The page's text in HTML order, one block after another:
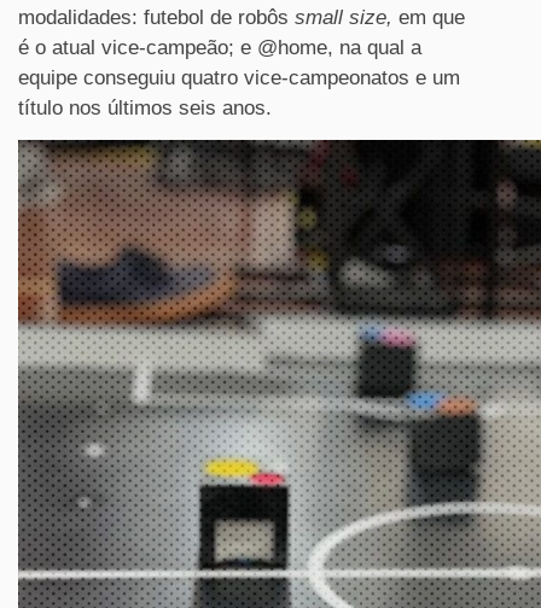
modalidades: futebol de robôs small size, em que
é o atual vice-campeão; e @home, na qual a
equipe conseguiu quatro vice-campeonatos e um
título nos últimos seis anos.